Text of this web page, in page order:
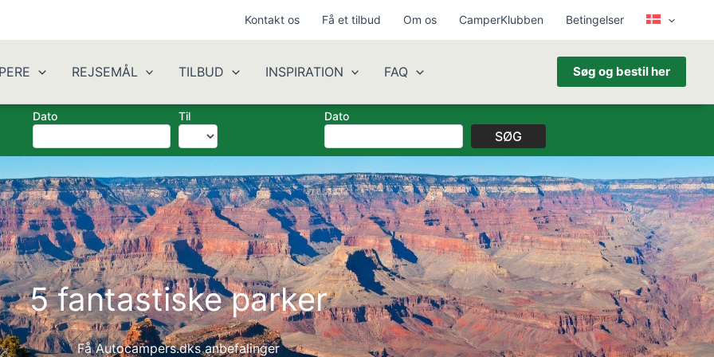
Kontakt os Få et tilbud Om os CamperKlubben Betingelser
REJSEMÅL TILBUD INSPIRATION FAQ Søg og bestil her
Dato Til Dato
SØG
5 fantastiske parker
Få Autocampers.dks anbefalinger